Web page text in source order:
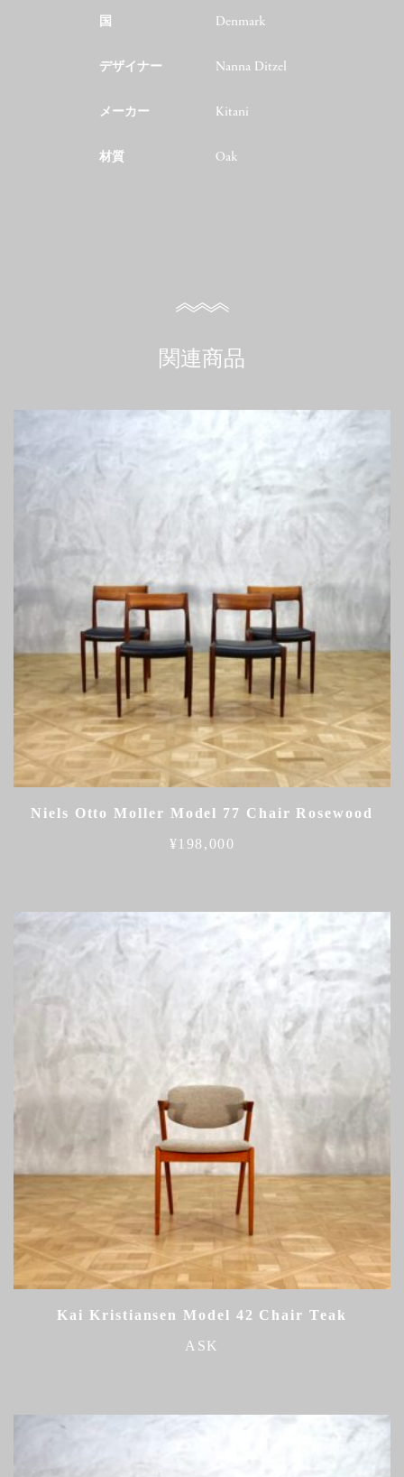
国 Denmark
デザイナー Nanna Ditzel
メーカー Kitani
材質 Oak
関連商品
Niels Otto Moller Model 77 Chair Rosewood
¥198,000
Kai Kristiansen Model 42 Chair Teak
ASK